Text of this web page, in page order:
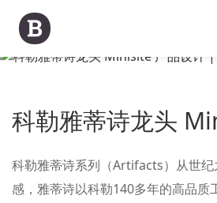
科勒雅蒂诗龙头
科勒雅蒂诗系列（Artifacts）从世纪
感，雅蒂诗以科勒140多年的高品质